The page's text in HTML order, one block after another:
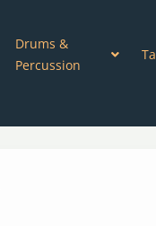
Drums &
Percussion